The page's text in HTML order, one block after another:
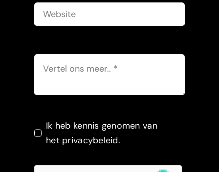
Ik heb kennis genomen van
het privacybeleid.